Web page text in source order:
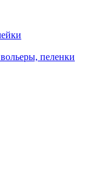
пеленки